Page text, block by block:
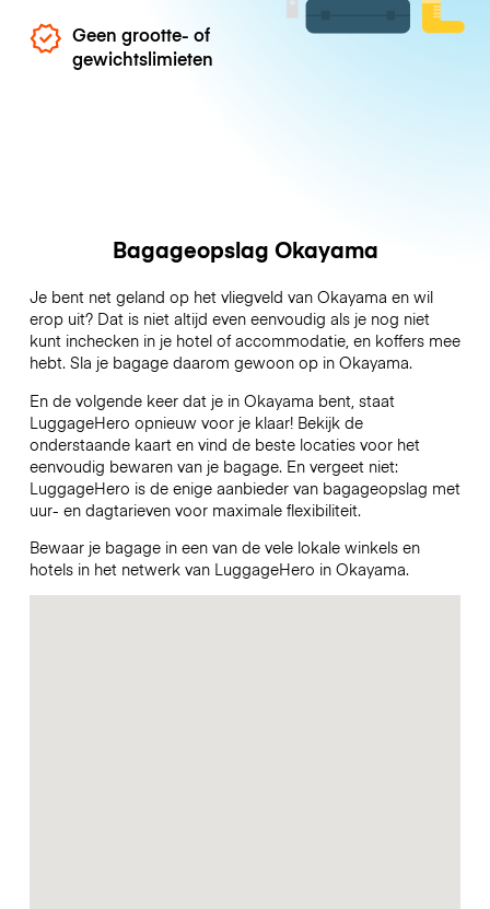
Geen grootte- of
gewichtslimieten
Bagageopslag Okayama
Je bent net geland op het vliegveld van Okayama en wil
erop uit? Dat is niet altijd even eenvoudig als je nog niet
kunt inchecken in je hotel of accommodatie, en koffers mee
hebt. Sla je bagage daarom gewoon op in Okayama.
En de volgende keer dat je in Okayama bent, staat
LuggageHero opnieuw voor je klaar! Bekijk de
onderstaande kaart en vind de beste locaties voor het
eenvoudig bewaren van je bagage. En vergeet niet:
LuggageHero is de enige aanbieder van bagageopslag met
uur- en dagtarieven voor maximale flexibiliteit.
Bewaar je bagage in een van de vele lokale winkels en
hotels in het netwerk van LuggageHero in Okayama.